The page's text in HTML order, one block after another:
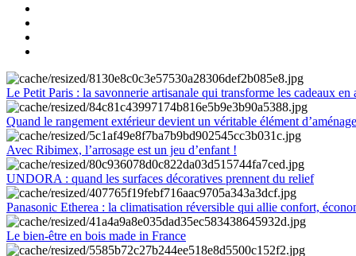
Le Petit Paris : la savonnerie artisanale qui transforme les cadeaux en
Quand le rangement extérieur devient un véritable élément
Avec Ribimex, l’arrosage est un jeu d’enfant !
UNDORA : quand les surfaces décoratives prennent du relief
Panasonic Etherea : la climatisation réversible qui allie confort,
Le bien-être en bois made in France